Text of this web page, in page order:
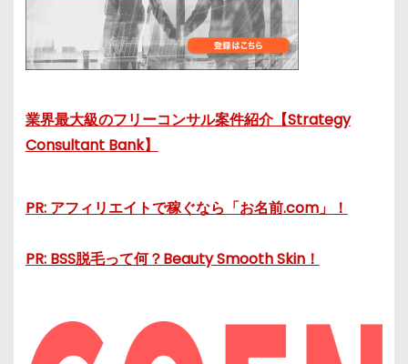
業界最大級のフリーコンサル案件紹介【Strategy
Consultant Bank】
PR: アフィリエイトで稼ぐなら「お名前.com」！
PR: BSS脱毛って何？Beauty Smooth Skin！